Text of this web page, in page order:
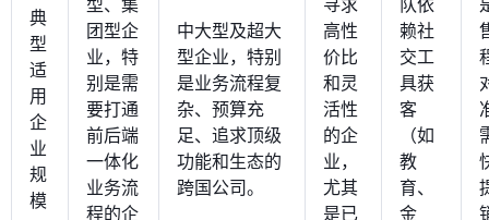
典
型
适
用
企
业
规
模
团型企
业，特
别是需
要打通
前后端
一体化
业务流
程的企
中大型及超大
型企业，特别
是业务流程复
杂、预算充
足、追求顶级
功能和生态的
跨国公司。
高性
价比
和灵
活性
的企
业，
尤其
是已
赖社
交工
具获
客
（如
教
育、
金